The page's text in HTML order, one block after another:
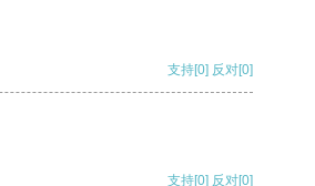
支持[0] 反对[0]
支持[0] 反对[0]